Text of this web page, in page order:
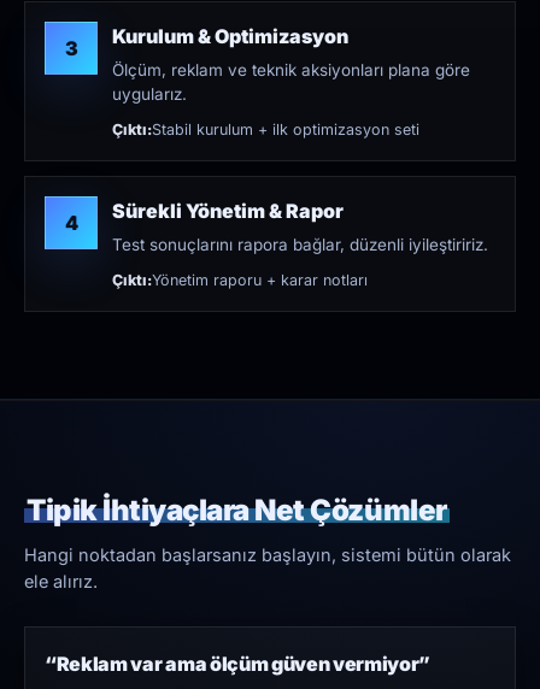
3 Kurulum & Optimizasyon
Ölçüm, reklam ve teknik aksiyonları plana göre
uygularız.
Çıktı:Stabil kurulum + ilk optimizasyon seti
4 Sürekli Yönetim & Rapor
Test sonuçlarını rapora bağlar, düzenli iyileştiririz.
Çıktı:Yönetim raporu + karar notları
Tipik İhtiyaçlara Net Çözümler
Hangi noktadan başlarsanız başlayın, sistemi bütün olarak
ele alırız.
“Reklam var ama ölçüm güven vermiyor”